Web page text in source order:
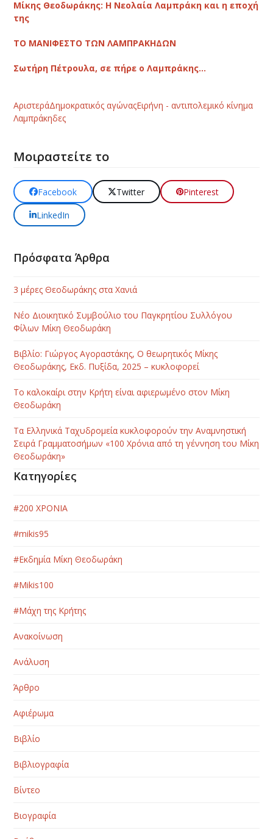
Μίκης Θεοδωράκης: Η Νεολαία Λαμπράκη και η εποχή
της
ΤΟ ΜΑΝΙΦΕΣΤΟ ΤΩΝ ΛΑΜΠΡΑΚΗΔΩΝ
Σωτήρη Πέτρουλα, σε πήρε ο Λαμπράκης…
ΑριστεράΔημοκρατικός αγώναςΕιρήνη - αντιπολεμικό κίνημα
Λαμπράκηδες
Μοιραστείτε το
Facebook Twitter
Pinterest
LinkedIn
Πρόσφατα Άρθρα
3 μέρες Θεοδωράκης στα Χανιά
Νέο Διοικητικό Συμβούλιο του Παγκρητίου Συλλόγου
Φίλων Μίκη Θεοδωράκη
Βιβλίο: Γιώργος Αγοραστάκης, Ο θεωρητικός Μίκης
Θεοδωράκης, Εκδ. Πυξίδα, 2025 – κυκλοφορεί
Το καλοκαίρι στην Κρήτη είναι αφιερωμένο στον Μίκη
Θεοδωράκη
Τα Ελληνικά Ταχυδρομεία κυκλοφορούν την Αναμνηστική
Σειρά Γραμματοσήμων «100 Χρόνια από τη γέννηση του Μίκη
Θεοδωράκη»
Κατηγορίες
#200 ΧΡΟΝΙΑ
#mikis95
#Εκδημία Μίκη Θεοδωράκη
#Μikis100
#Μάχη της Κρήτης
Ανακοίνωση
Ανάλυση
Άρθρο
Αφιέρωμα
Βιβλίο
Βιβλιογραφία
Βίντεο
Βιογραφία